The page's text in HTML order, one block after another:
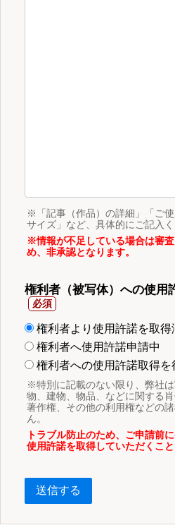
※「記事（作品）の詳細」「ご
サイズ」など、具体的にご記入く
※情報が不足している場合は審
め、非承認となります。
権利者（被写体）への使用
権利者より使用許諾を取得
権利者へ使用許諾申請中
権利者への使用許諾取得を
※特別に記載のない限り、弊社
物、建物、物品、などに関する
著作権、その他の利用権などの
ん。
トラブル防止のため、ご申請前
使用許諾を取得していただくこと
送信する